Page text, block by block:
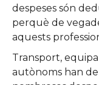
despeses són
perquè de
aquests
Transport,
autònoms han